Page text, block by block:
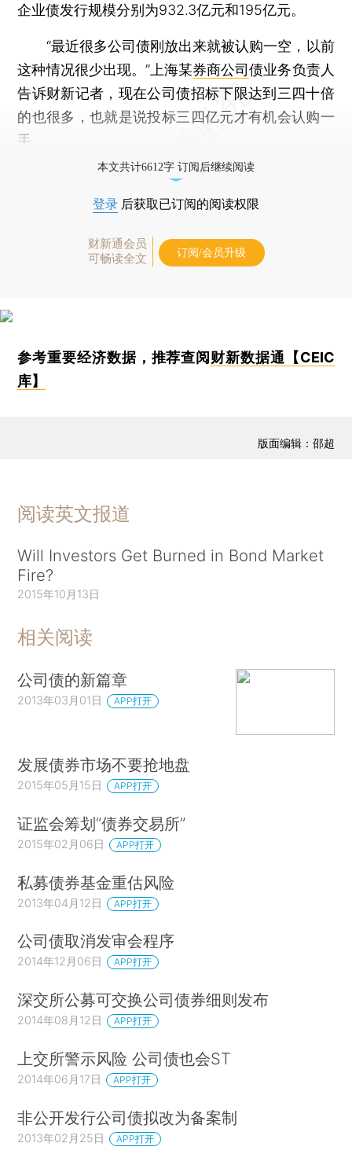
企业债发行规模分别为932.3亿元和195亿元。
“最近很多公司债刚放出来就被认购一空，以前
这种情况很少出现。”上海某券商公司债业务负责人
告诉财新记者，现在公司债招标下限达到三四十倍
的也很多，也就是说投标三四亿元才有机会认购一
手。
本文共计6612字 订阅后继续阅读
登录 后获取已订阅的阅读权限
财新通会员
可畅读全文
订阅/会员升级
参考重要经济数据，推荐查阅 财新数据通【CEIC
库】
版面编辑：邵超
阅读英文报道
Will Investors Get Burned in Bond Market
Fire?
2015年10月13日
相关阅读
公司债的新篇章
2013年03月01日 APP打开
发展债券市场不要抢地盘
2015年05月15日 APP打开
证监会筹划“债券交易所”
2015年02月06日 APP打开
私募债券基金重估风险
2013年04月12日 APP打开
公司债取消发审会程序
2014年12月06日 APP打开
深交所公募可交换公司债券细则发布
2014年08月12日 APP打开
上交所警示风险 公司债也会ST
2014年06月17日 APP打开
非公开发行公司债拟改为备案制
2013年02月25日 APP打开